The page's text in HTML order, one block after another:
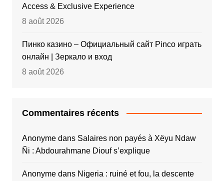
Access & Exclusive Experience
8 août 2026
Пинко казино – Официальный сайт Pinco играть
онлайн | Зеркало и вход
8 août 2026
Commentaires récents
Anonymedans Salaires non payés à Xëyu Ndaw
Ñi : Abdourahmane Diouf s’explique
Anonymedans Nigeria : ruiné et fou, la descente